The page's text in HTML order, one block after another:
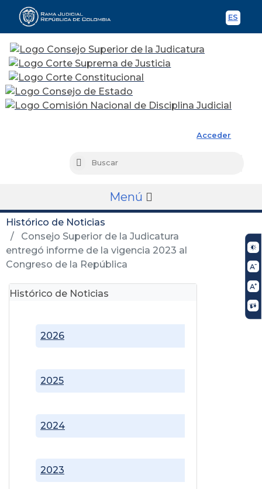
ES
Acceder
Buscar
Menú
Histórico de Noticias
Consejo Superior de la Judicatura
entregó informe de la vigencia 2023 al
Congreso de la República
Histórico de Noticias
2023
2024
2025
2026